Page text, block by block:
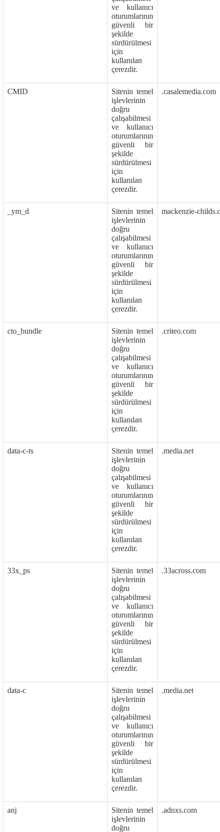
ve kullanıcı
oturumlarının
güvenli bir
şekilde
sürdürülmesi
için
kullanılan
çerezdir.
CMID
Sitenin temel
işlevlerinin
doğru
çalışabilmesi
ve kullanıcı
oturumlarının
güvenli bir
şekilde
sürdürülmesi
için
kullanılan
çerezdir.
.casalemedia.com
_ym_d
Sitenin temel
işlevlerinin
doğru
çalışabilmesi
ve kullanıcı
oturumlarının
güvenli bir
şekilde
sürdürülmesi
için
kullanılan
çerezdir.
mackenzie-
cto_bundle
Sitenin temel
işlevlerinin
doğru
çalışabilmesi
ve kullanıcı
oturumlarının
güvenli bir
şekilde
sürdürülmesi
için
kullanılan
çerezdir.
.criteo.com
data-c-ts
Sitenin temel
işlevlerinin
doğru
çalışabilmesi
ve kullanıcı
oturumlarının
güvenli bir
şekilde
sürdürülmesi
için
kullanılan
çerezdir.
.media.net
33x_ps
Sitenin temel
işlevlerinin
doğru
çalışabilmesi
ve kullanıcı
oturumlarının
güvenli bir
şekilde
sürdürülmesi
için
kullanılan
çerezdir.
.33across.com
data-c
Sitenin temel
işlevlerinin
doğru
çalışabilmesi
ve kullanıcı
oturumlarının
güvenli bir
şekilde
sürdürülmesi
için
kullanılan
çerezdir.
.media.net
anj
Sitenin temel
işlevlerinin
doğru
.adnxs.com